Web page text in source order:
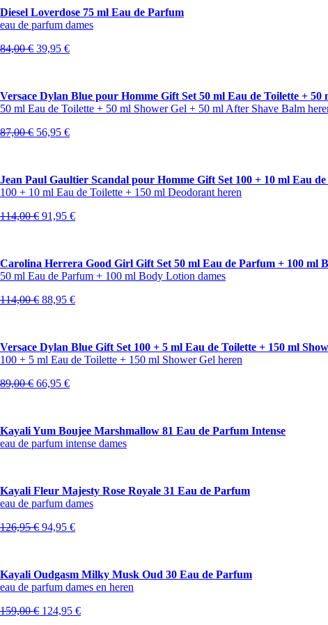
Diesel Loverdose 75 ml Eau de Parfum
eau de parfum dames
84,00€ Oorspronkelijke
39,95 €Huidige
Versace Dylan Blue pour Homme Gift Set 50 ml Eau de Toilette +
50 ml Eau de Toilette + 50 ml Shower Gel + 50 ml After Shave Balm
87,00€ Oorspronkelijke
56,95 €Huidige
Jean Paul Gaultier Scandal pour Homme Gift Set 100 + 10 ml Eau
100 + 10 ml Eau de Toilette + 150 ml Deodorant heren
114,00€ Oorspronkelijke
91,95 €Huidige
Carolina Herrera Good Girl Gift Set 50 ml Eau de Parfum + 100 ml
50 ml Eau de Parfum + 100 ml Body Lotion dames
114,00€ Oorspronkelijke
88,95 €Huidige
Versace Dylan Blue Gift Set 100 + 5 ml Eau de Toilette + 150 ml
100 + 5 ml Eau de Toilette + 150 ml Shower Gel heren
89,00€ Oorspronkelijke
66,95 €Huidige
Kayali Yum Boujee Marshmallow 81 Eau de Parfum Intense
eau de parfum intense dames
Kayali Fleur Majesty Rose Royale 31 Eau de Parfum
eau de parfum dames
126,95€ Oorspronkelijke
94,95 €Huidige
Kayali Oudgasm Milky Musk Oud 30 Eau de Parfum
eau de parfum dames en heren
159,00€ Oorspronkelijke
124,95 €Huidige